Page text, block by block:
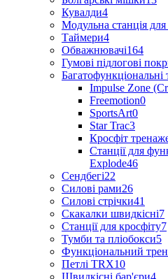
Кувалди4
Модульна станція для
Таймери4
Обважнювачі164
Гумові підлогові
Багатофункціональні
Impulse Zone
Freemotion0
SportsArt0
Star Trac3
Кросфіт
Станції для
Explode46
Сендбегі22
Силові рами26
Силові стрічки41
Скакалки швидкісні7
Станції для кросфіту7
Тумби та пліобокси5
Функціональний
Петлі TRX10
Швидкісні бар'єри4